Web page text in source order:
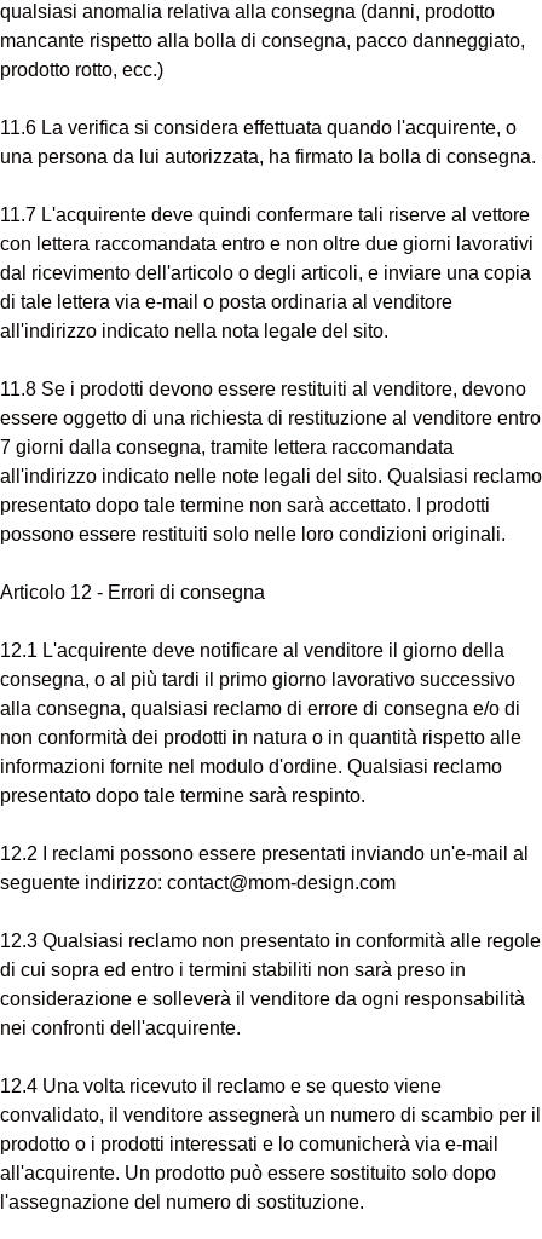
qualsiasi anomalia relativa alla consegna (danni, prodotto
mancante rispetto alla bolla di consegna, pacco danneggiato,
prodotto rotto, ecc.)
11.6 La verifica si considera effettuata quando l'acquirente, o
una persona da lui autorizzata, ha firmato la bolla di consegna.
11.7 L'acquirente deve quindi confermare tali riserve al vettore
con lettera raccomandata entro e non oltre due giorni lavorativi
dal ricevimento dell'articolo o degli articoli, e inviare una copia
di tale lettera via e-mail o posta ordinaria al venditore
all'indirizzo indicato nella nota legale del sito.
11.8 Se i prodotti devono essere restituiti al venditore, devono
essere oggetto di una richiesta di restituzione al venditore entro
7 giorni dalla consegna, tramite lettera raccomandata
all'indirizzo indicato nelle note legali del sito. Qualsiasi reclamo
presentato dopo tale termine non sarà accettato. I prodotti
possono essere restituiti solo nelle loro condizioni originali.
Articolo 12 - Errori di consegna
12.1 L'acquirente deve notificare al venditore il giorno della
consegna, o al più tardi il primo giorno lavorativo successivo
alla consegna, qualsiasi reclamo di errore di consegna e/o di
non conformità dei prodotti in natura o in quantità rispetto alle
informazioni fornite nel modulo d'ordine. Qualsiasi reclamo
presentato dopo tale termine sarà respinto.
12.2 I reclami possono essere presentati inviando un'e-mail al
seguente indirizzo: contact@mom-design.com
12.3 Qualsiasi reclamo non presentato in conformità alle regole
di cui sopra ed entro i termini stabiliti non sarà preso in
considerazione e solleverà il venditore da ogni responsabilità
nei confronti dell'acquirente.
12.4 Una volta ricevuto il reclamo e se questo viene
convalidato, il venditore assegnerà un numero di scambio per il
prodotto o i prodotti interessati e lo comunicherà via e-mail
all'acquirente. Un prodotto può essere sostituito solo dopo
l'assegnazione del numero di sostituzione.